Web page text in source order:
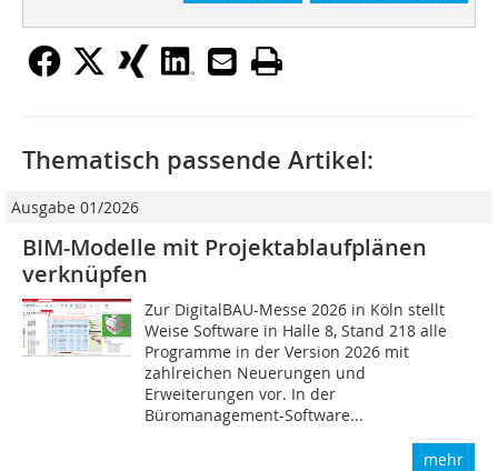
Thematisch passende Artikel:
Ausgabe 01/2026
BIM-Modelle mit Projektablaufplänen
verknüpfen
Zur DigitalBAU-Messe 2026 in Köln stellt
Weise Software in Halle 8, Stand 218 alle
Programme in der Version 2026 mit
zahlreichen Neuerungen und
Erweiterungen vor. In der
Büromanagement-Software...
mehr